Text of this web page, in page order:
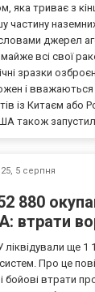
яка триває з
частину
словами джерел
всі свої
зразки
і вважаються
із Китаєм або
також
5 серпня
880
втрати
ще 1
Про це
бойові втрати